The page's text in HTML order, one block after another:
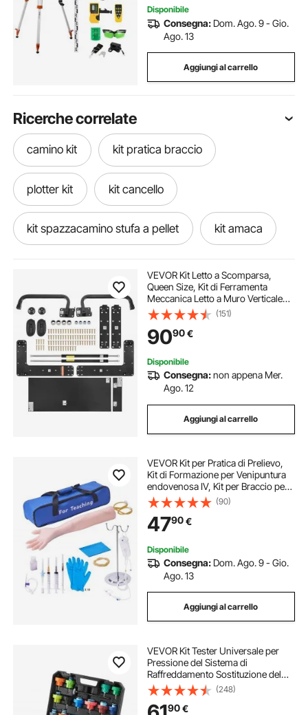
Disponibile
Consegna: Dom. Ago. 9 - Gio.
Ago. 13
Aggiungi al carrello
Ricerche correlate
camino kit kit pratica braccio
plotter kit kit cancello
kit spazzacamino stufa a pellet kit amaca
kit per vuoto kit cancelli a battente
kit cassone ribaltabile
kit distillatore per oli essenziali
VEVOR Kit Letto a Scomparsa,
Queen Size, Kit di Ferramenta
Meccanica Letto a Muro Verticale
Deluxe Fai da Te, Supporto Telaio
Letto per Impieghi Gravosi con Leva
Pneumatica, Letto a Muro
Pieghevole
(151)
9090€
Disponibile
Consegna:non appena Mer.
Ago. 12
Aggiungi al carrello
VEVOR Kit per Pratica di Prelievo,
Kit di Formazione per Venipuntura
endovenosa IV, Kit per Braccio per
Pratica per IV ad Alta Simulazione
con Borsa per il Trasporto, Pratica e
Abilità IV Perfette
(90)
4790€
Disponibile
Consegna: Dom. Ago. 9 - Gio.
Ago. 13
Aggiungi al carrello
VEVOR Kit Tester Universale per
Pressione del Sistema di
Raffreddamento Sostituzione del
Radiatore, Kit Adattatori per Pompa
a Mano Kit Tester per Pressione con
Valigetta Portatile Auto Moto
(248)
90€